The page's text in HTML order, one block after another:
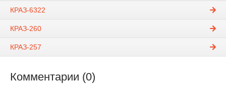
КРАЗ-6322
КРАЗ-260
КРАЗ-257
Комментарии (0)